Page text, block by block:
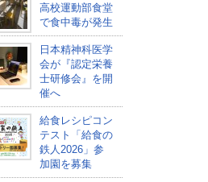
高校運動部食堂
で食中毒が発生
日本精神科医学
会が『認定栄養
士研修会』を開
催へ
給食レシピコン
テスト「給食の
鉄人2026」参
加園を募集